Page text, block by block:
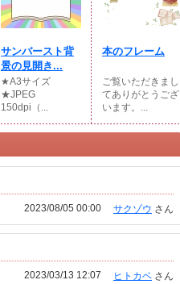
サンバースト背
景の見開き...
★A3サイズ
★JPEG
150dpi（...
本のフレーム
ご覧いただきまし
てありがとうござ
います。...
サクゾウ さん
2023/08/05 00:00
ヒトカベ さん
2023/03/13 12:07